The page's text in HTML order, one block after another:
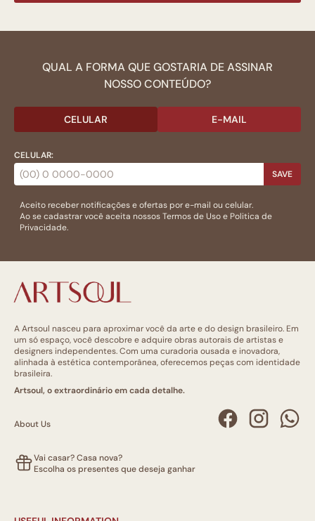
QUAL A FORMA QUE GOSTARIA DE ASSINAR
NOSSO CONTEÚDO?
CELULAR E-MAIL
CELULAR:
SAVE
Aceito receber notificações e ofertas por e-mail ou celular.
Ao se cadastrar você aceita nossosTermos de Usoe Politica de
Privacidade.
A Artsoul nasceu para aproximar você da arte e do design brasileiro. Em
um só espaço, você descobre e adquire obras autorais de artistas e
designers independentes. Com uma curadoria ousada e inovadora,
alinhada à estética contemporânea, oferecemos peças com identidade
brasileira.
Artsoul, o extraordinário em cada detalhe.
About Us
Vai casar? Casa nova?
Escolha os presentes que deseja ganhar